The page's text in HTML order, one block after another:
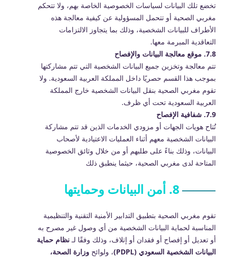
تخضع تلك البيانات لسياسات الخصوصية الخاصة بهم، ولا تتحكم
مغربي الصحية أو تتحمل المسؤولية عن كيفية معالجة هذه
الأطراف للبيانات الشخصية، وذلك بما يتجاوز الالتزامات
التعاقدية المبرمة معها.
7.8. موقع معالجة البيانات والإفصاح
تتم معالجة وتخزين جميع البيانات الشخصية التي تتم مشاركتها
بموجب هذا القسم حصريًا داخل المملكة العربية السعودية. ولا
تقوم مغربي الصحية بنقل البيانات الشخصية خارج المملكة
العربية السعودية تحت أي ظرف.
7.9. شفافية الإفصاح
تُتاح هويات الجهات أو مزودي الخدمات الذين قد تتم مشاركة
البيانات الشخصية معهم أثناء العمليات الاعتيادية لأصحاب
البيانات، وذلك بناءً على طلبهم أو من خلال وثائق الخصوصية
المتاحة لدى مغربي الصحية، حيثما ينطبق ذلك
8. أمن البيانات وحمايتها
تقوم مغربي الصحية بتطبيق التدابير الأمنية التقنية والتنظيمية
المناسبة لحماية البيانات الشخصية من أي وصول غير مصرح به
أو تعديل أو إفصاح أو فقدان أو إتلاف، وذلك وفقًا لـنظام حماية
البيانات الشخصية السعودي (PDPL)
، ولوائح وزارة الصحة،